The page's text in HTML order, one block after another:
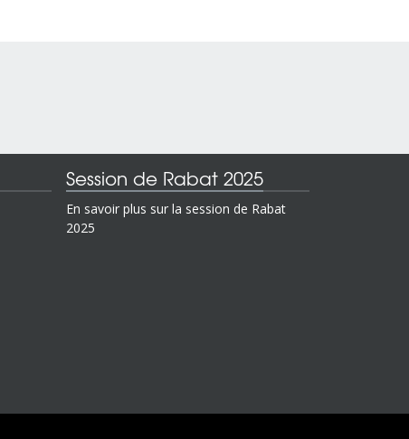
Session de Rabat 2025
En savoir plus sur la session de Rabat
2025